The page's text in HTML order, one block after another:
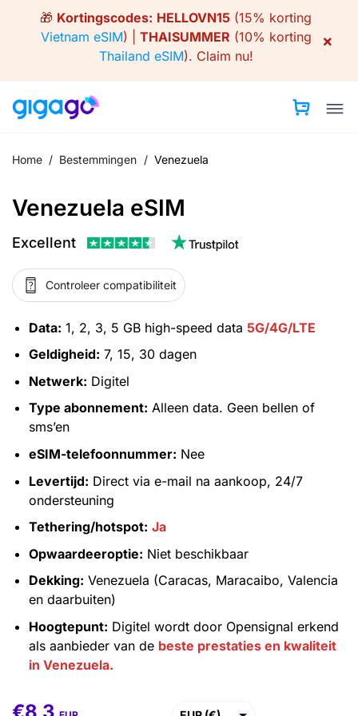
🎁 Kortingscodes: HELLOVN15 (15% korting
Vietnam eSIM) | THAISUMMER (10% korting
Thailand eSIM). Claim nu!
×
Home / Bestemmingen / Venezuela
Venezuela eSIM
Excellent
Controleer compatibiliteit
Data: 1, 2, 3, 5 GB high-speed data 5G/4G/LTE
Geldigheid: 7, 15, 30 dagen
Netwerk: Digitel
Type abonnement: Alleen data. Geen bellen of
sms’en
eSIM-telefoonnummer: Nee
Levertijd: Direct via e-mail na aankoop, 24/7
ondersteuning
Tethering/hotspot: Ja
Opwaardeeroptie: Niet beschikbaar
Dekking: Venezuela (Caracas, Maracaibo, Valencia
en daarbuiten)
Hoogtepunt: Digitel wordt door Opensignal erkend
als aanbieder van de beste prestaties en kwaliteit
in Venezuela.